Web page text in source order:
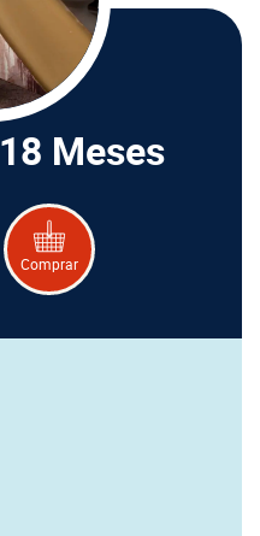
Meses
Comprar